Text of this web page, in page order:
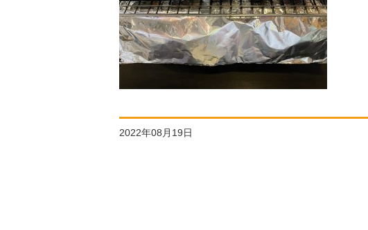
2022年08月19日